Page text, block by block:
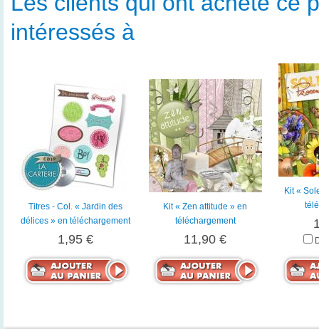
intéressés à
Titres - Col. « Jardin des
délices » en téléchargement
1,95 €
Kit « Zen attitude » en
téléchargement
11,90 €
Kit «